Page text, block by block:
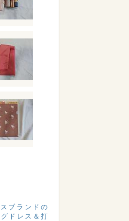
ブランドの
ドレス＆打